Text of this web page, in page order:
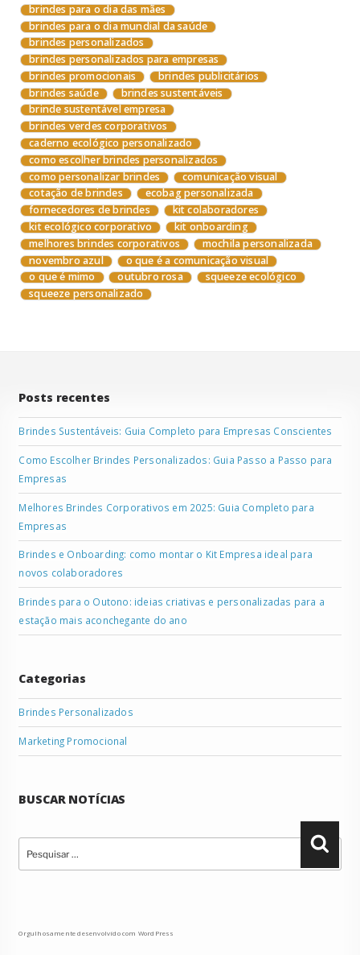
brindes para o dia das mães
brindes para o dia mundial da saúde
brindes personalizados
brindes personalizados para empresas
brindes promocionais
brindes publicitários
brindes saúde
brindes sustentáveis
brinde sustentável empresa
brindes verdes corporativos
caderno ecológico personalizado
como escolher brindes personalizados
como personalizar brindes
comunicação visual
cotação de brindes
ecobag personalizada
fornecedores de brindes
kit colaboradores
kit ecológico corporativo
kit onboarding
melhores brindes corporativos
mochila personalizada
novembro azul
o que é a comunicação visual
o que é mimo
outubro rosa
squeeze ecológico
squeeze personalizado
Posts recentes
Brindes Sustentáveis: Guia Completo para Empresas Conscientes
Como Escolher Brindes Personalizados: Guia Passo a Passo para
Empresas
Melhores Brindes Corporativos em 2025: Guia Completo para
Empresas
Brindes e Onboarding: como montar o Kit Empresa ideal para
novos colaboradores
Brindes para o Outono: ideias criativas e personalizadas para a
estação mais aconchegante do ano
Categorias
Brindes Personalizados
Marketing Promocional
BUSCAR NOTÍCIAS
por:
Orgulhosamente desenvolvido com WordPress